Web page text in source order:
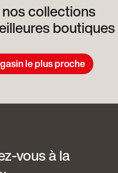
collections
boutiques
le plus proche
vous à la